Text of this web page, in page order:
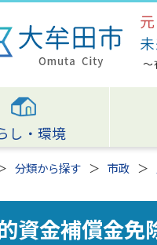
し・環境
分類から探す 市政
資金補償金免